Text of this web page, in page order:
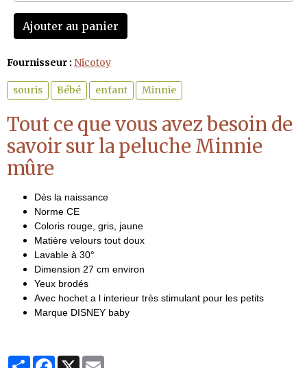
Ajouter au panier
Fournisseur : Nicotoy
souris Bébé enfant Minnie
Tout ce que vous avez besoin de
savoir sur la peluche Minnie
mûre
Dès la naissance
Norme CE
Coloris rouge, gris, jaune
Matière velours tout doux
Lavable à 30°
Dimension 27 cm environ
Yeux brodés
Avec hochet a l interieur très stimulant pour les petits
Marque DISNEY baby
PartagerFacebook
X